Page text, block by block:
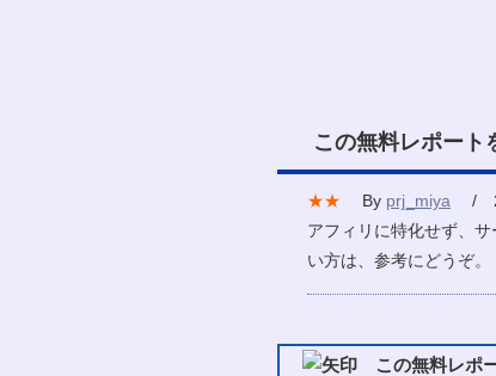
この無料レポート
★★ By prj_miya /
アフィリに特化せず、
い方は、参考にどうぞ。
この無料レポ